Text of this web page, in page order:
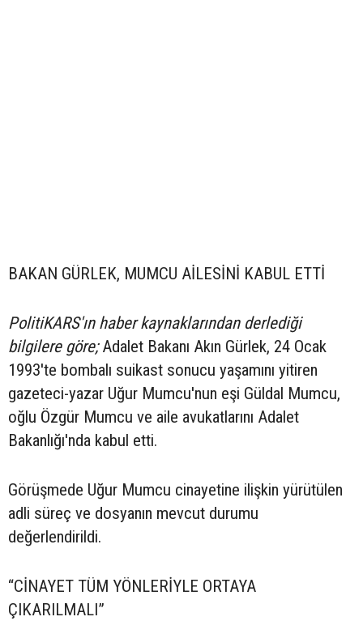
BAKAN GÜRLEK, MUMCU AİLESİNİ KABUL ETTİ
PolitiKARS'ın haber kaynaklarından derlediği
bilgilere göre;Adalet Bakanı Akın Gürlek, 24 Ocak
1993'te bombalı suikast sonucu yaşamını yitiren
gazeteci-yazar Uğur Mumcu'nun eşi Güldal Mumcu,
oğlu Özgür Mumcu ve aile avukatlarını Adalet
Bakanlığı'nda kabul etti.
Görüşmede Uğur Mumcu cinayetine ilişkin yürütülen
adli süreç ve dosyanın mevcut durumu
değerlendirildi.
“CİNAYET TÜM YÖNLERİYLE ORTAYA
ÇIKARILMALI”